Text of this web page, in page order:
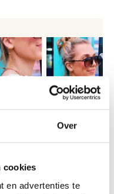
Over
cookies
en advertenties te